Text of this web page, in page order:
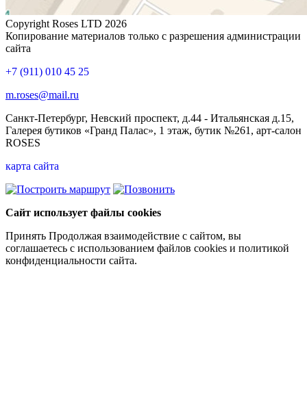
Copyright Roses LTD 2026
Копирование материалов только с разрешения администрации
сайта
+7 (911) 010 45 25
m.roses@mail.ru
Санкт-Петербург, Невский проспект, д.44 - Итальянская д.15,
Галерея бутиков «Гранд Палас», 1 этаж, бутик №261, арт-салон
ROSES
карта сайта
Сайт использует файлы cookies
Принять Продолжая взаимодействие с сайтом, вы
соглашаетесь с использованием файлов cookies и политикой
конфиденциальности сайта.